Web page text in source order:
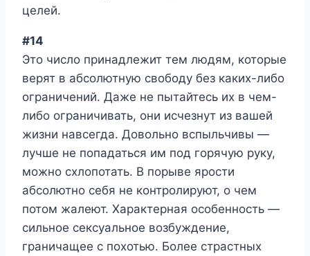
целей.
#14
Это число принадлежит тем людям, которые
верят в абсолютную свободу без каких-либо
ограничений. Даже не пытайтесь их в чем-
либо ограничивать, они исчезнут из вашей
жизни навсегда. Довольно вспыльчивы —
лучше не попадаться им под горячую руку,
можно схлопотать. В порыве ярости
абсолютно себя не контролируют, о чем
потом жалеют. Характерная особенность —
сильное сексуальное возбуждение,
граничащее с похотью. Более страстных